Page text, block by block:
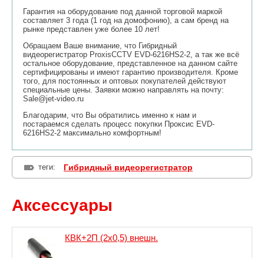
Гарантия на оборудование под данной торговой маркой
составляет 3 года (1 год на домофонию), а сам бренд на
рынке представлен уже более 10 лет!
Обращаем Ваше внимание, что Гибридный
видеорегистратор ProxisCCTV EVD-6216HS2-2, а так же всё
остальное оборудование, представленное на данном сайте
сертифицированы и имеют гарантию производителя. Кроме
того, для постоянных и оптовых покупателей действуют
специальные цены. Заявки можно направлять на почту:
Sale@jet-video.ru
Благодарим, что Вы обратились именно к нам и
постараемся сделать процесс покупки Проксис EVD-
6216HS2-2 максимально комфортным!
теги: Гибридный видеорегистратор
Аксессуары
КВК+2П (2х0,5) внешн.